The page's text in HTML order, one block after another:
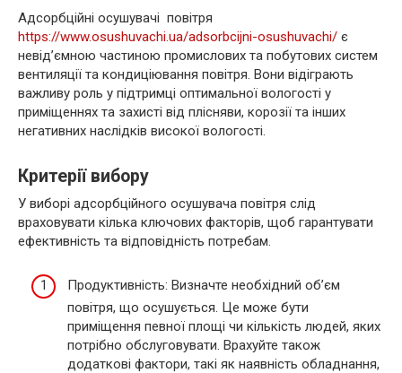
Адсорбційні осушувачі повітря
https://www.osushuvachi.ua/adsorbcijni-osushuvachi/ є
невід’ємною частиною промислових та побутових систем
вентиляції та кондиціювання повітря. Вони відіграють
важливу роль у підтримці оптимальної вологості у
приміщеннях та захисті від плісняви, корозії та інших
негативних наслідків високої вологості.
Критерії вибору
У виборі адсорбційного осушувача повітря слід
враховувати кілька ключових факторів, щоб гарантувати
ефективність та відповідність потребам.
Продуктивність: Визначте необхідний об’єм
повітря, що осушується. Це може бути
приміщення певної площі чи кількість людей, яких
потрібно обслуговувати. Врахуйте також
додаткові фактори, такі як наявність обладнання,